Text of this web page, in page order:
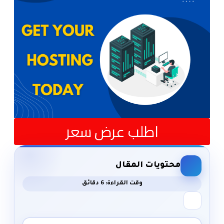
اطلب عرض سعر
محتويات المقال
وقت القراءة: 6 دقائق